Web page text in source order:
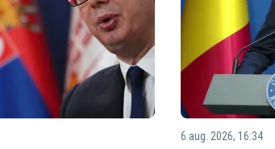
6 aug. 2026, 16:34